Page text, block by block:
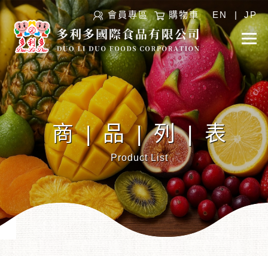
會員專區 購物車 EN JP
商|品|列|表
Product List